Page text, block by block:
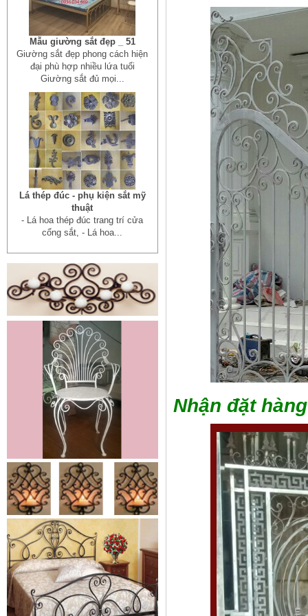
Mẫu giường sắt đẹp _ 51
Giường sắt đẹp phong cách hiện
đại phù hợp nhiều lứa tuổi
Giường sắt đủ mọi...
Lá thép đúc - phụ kiện sắt mỹ
thuật
- Lá hoa thép đúc trang trí cửa
cổng sắt, - Lá hoa...
Cửa cổng sắt mỹ thuật 19
Cửa cống sắt đẹp cho mọi không
gian nhà riêng, biệt thự, nhà sân...
Cửa sắt mẫu 20
Cửa sắt đẹp cho không gian nhà
tuyệt đẹp Gia công sản xuất
cửa...
Nhận đặt hàng